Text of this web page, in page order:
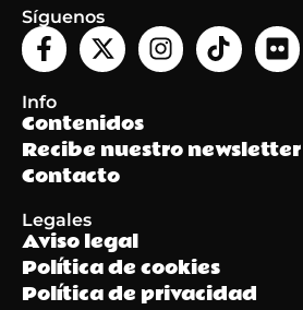
Síguenos
Info
Contenidos
Recibe nuestro newsletter
Contacto
Legales
Aviso legal
Política de cookies
Política de privacidad